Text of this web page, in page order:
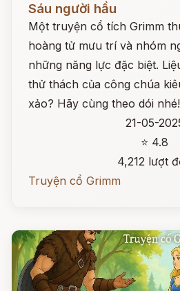
Sáu người hầu
Một truyện cổ tích Grimm
hoàng tử mưu trí và nhóm
những năng lực đặc biệt.
thử thách của công chúa
xảo? Hãy cùng theo dói nhé!
21-05-
⭐ 4.8
4,212 lượt
Truyện cổ Grimm